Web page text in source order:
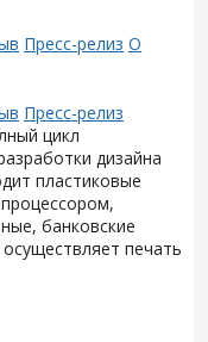
Пресс-релиз О
Пресс-релиз
цикл
дизайна
пластиковые
банковские
печать